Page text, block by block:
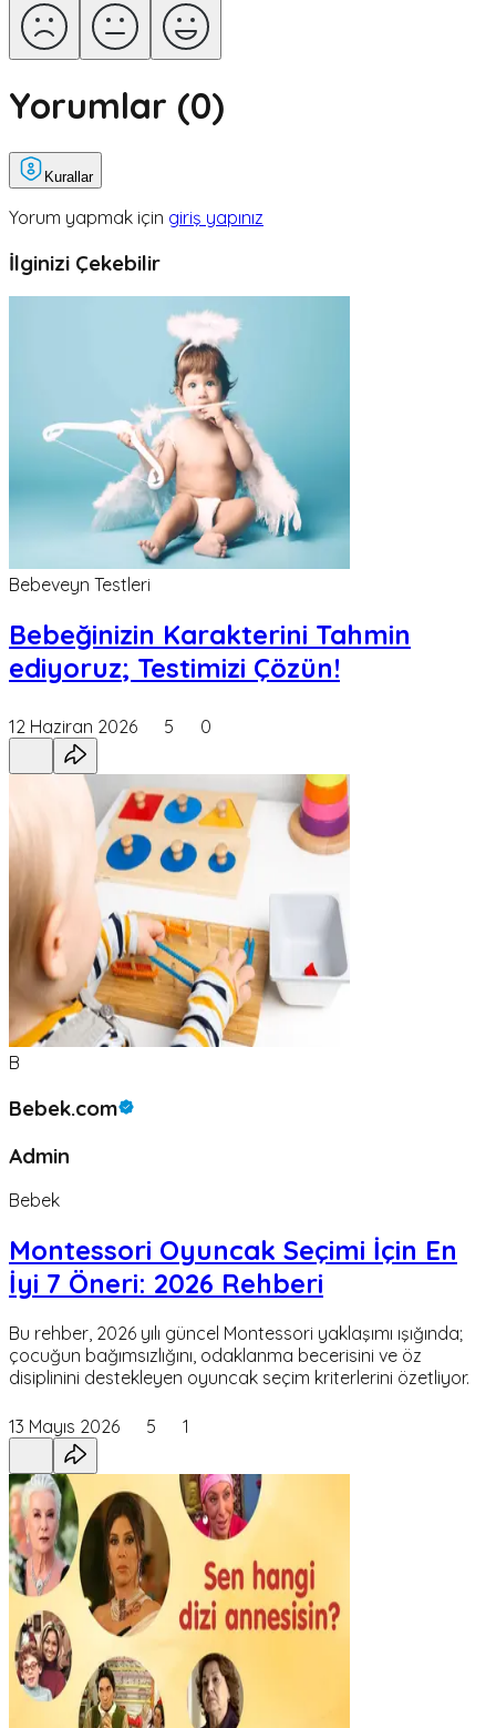
Yorumlar (0)
Kurallar
Yorum yapmak için giriş yapınız
İlginizi Çekebilir
Bebeveyn Testleri
Bebeğinizin Karakterini Tahmin
ediyoruz; Testimizi Çözün!
12 Haziran 2026 5 0
B
Bebek.com
Admin
Bebek
Montessori Oyuncak Seçimi İçin En
İyi 7 Öneri: 2026 Rehberi
Bu rehber, 2026 yılı güncel Montessori yaklaşımı ışığında;
çocuğun bağımsızlığını, odaklanma becerisini ve öz
disiplinini destekleyen oyuncak seçim kriterlerini özetliyor.
13 Mayıs 2026 5 1